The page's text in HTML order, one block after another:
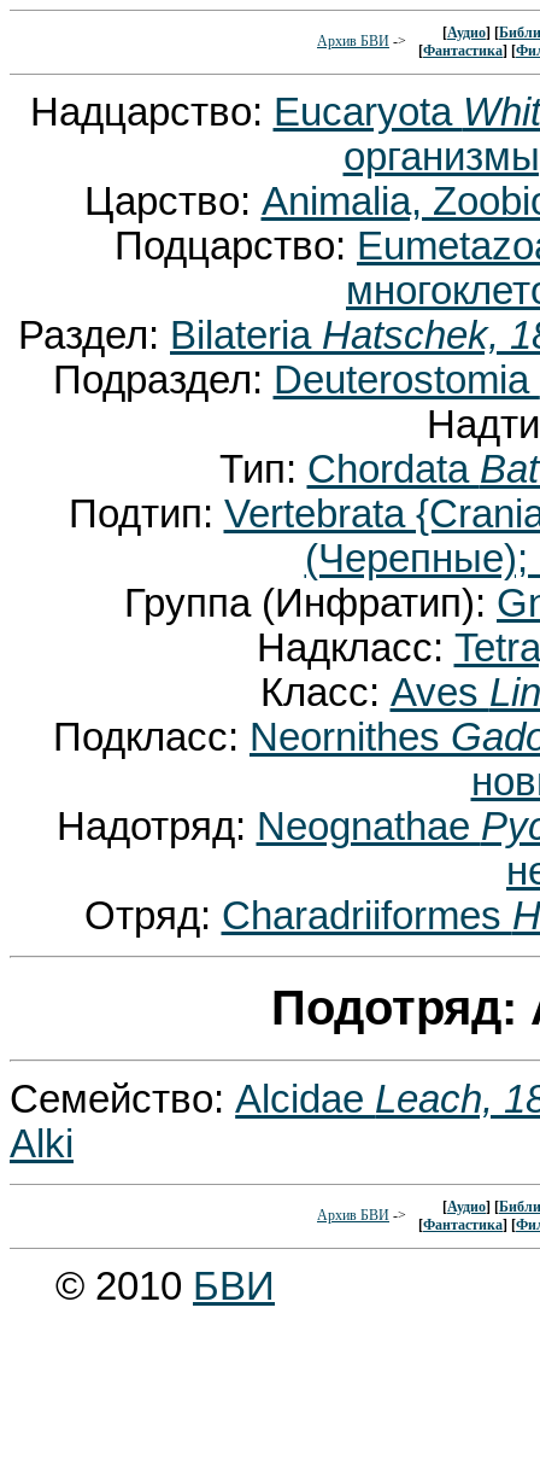
Архив БВИ -> [Аудио] [
[Фантастика] [
Надцарство: Eucaryota
Царство: Animalia,
Подцарство:
Раздел: Bilateria Hatschek,
Подраздел: Deuterostomia
Тип: Chordata
Подтип: Vertebrata
(Черепные);
Группа (Инфратип):
Надкласс:
Класс: Aves
Подкласс: Neornithes
Надотряд: Neognathae
Отряд: Charadriiformes
Подотряд:
Семейство:Alcidae Leach,
Alki
Архив БВИ -> [Аудио] [
[Фантастика] [
© 2010 БВИ